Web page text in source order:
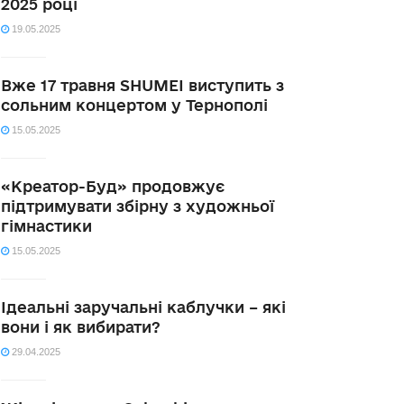
2025 році
19.05.2025
Вже 17 травня SHUMEI виступить з
сольним концертом у Тернополі
15.05.2025
«Креатор-Буд» продовжує
підтримувати збірну з художньої
гімнастики
15.05.2025
Ідеальні заручальні каблучки – які
вони і як вибирати?
29.04.2025